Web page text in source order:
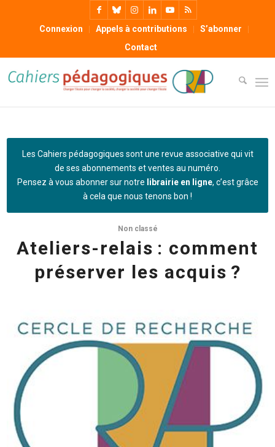
Connexion Appels à contributions
S’abonner
Contact
Les Cahiers pédagogiques sont une revue associative qui vit
de ses abonnements et ventes au numéro.
Pensez à vous abonner sur notre librairie en ligne, c’est grâce
à cela que nous tenons bon !
Non classé
Ateliers-relais : comment
préserver les acquis ?